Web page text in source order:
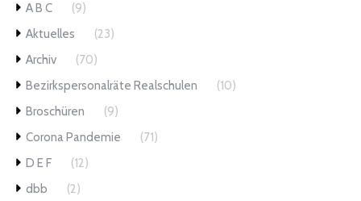
A B C
(9)
Aktuelles
(23)
Archiv
(70)
Bezirkspersonalräte Realschulen
(10)
Broschüren
(9)
Corona Pandemie
(71)
D E F
(12)
dbb
(2)